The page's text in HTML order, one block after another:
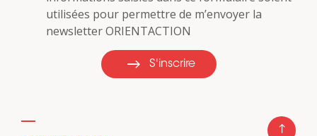
utilisées pour permettre de m’envoyer la
newsletter ORIENTACTION
S'inscrire